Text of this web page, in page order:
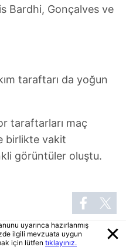
Bardhi, Gonçalves ve
taraftarı da yoğun
taraftarları maç
birlikte vakit
görüntüler oluştu.
DEĞİŞİKLİK
uyarınca hazırlanmış
ilgili mevzuata uygun
için lütfen tıklayınız.